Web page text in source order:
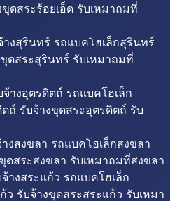
ดสระร้อยเอ็ด รับเหมาถมที่
งสุรินทร์ รถแบคโฮเล็กสุรินทร์
ดสระสุรินทร์ รับเหมาถมที่
างอุตรดิตถ์ รถแบคโฮเล็ก
ถ์ รับจ้างขุดสระอุตรดิตถ์ รับ
งสงขลา รถแบคโฮเล็กสงขลา
ดสระสงขลา รับเหมาถมที่สงขลา
างสระแก้ว รถแบคโฮเล็ก
ว รับจ้างขุดสระสระแก้ว รับเหมา